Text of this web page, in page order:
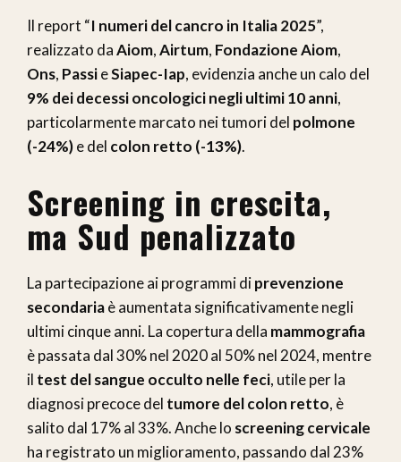
Il report “I numeri del cancro in Italia 2025”,
realizzato daAiom,Airtum, Fondazione Aiom,
Ons, PassieSiapec-Iap, evidenzia anche un calo del
9% dei decessi oncologici negli ultimi 10 anni,
particolarmente marcato nei tumori del polmone
(-24%)e del colon retto (-13%).
Screening in crescita,
ma Sud penalizzato
La partecipazione ai programmi diprevenzione
secondariaè aumentata significativamente negli
ultimi cinque anni. La copertura della mammografia
è passata dal 30% nel 2020 al 50% nel 2024, mentre
il test del sangue occulto nelle feci, utile per la
diagnosi precoce del tumore del colon retto, è
salito dal 17% al 33%. Anche lo screening cervicale
ha registrato un miglioramento, passando dal 23%